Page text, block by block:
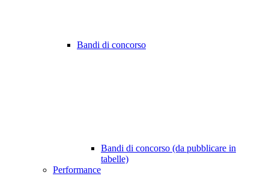
Bandi di concorso
Bandi di concorso (da pubblicare in
tabelle)
Performance